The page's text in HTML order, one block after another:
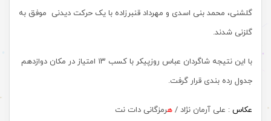
گلشنی، محمد بنی اسدی و مهرداد قنبرزاده با یک حرکت دیدنی موفق به
گلزنی شدند.
با این نتیجه شاگردان عباس روزپیکر با کسب ۱۳ امتیاز در مکان دوازدهم
جدول رده بندی قرار گرفت.
عکاس : علی آرمان نژاد / هرمزگانی دات نت